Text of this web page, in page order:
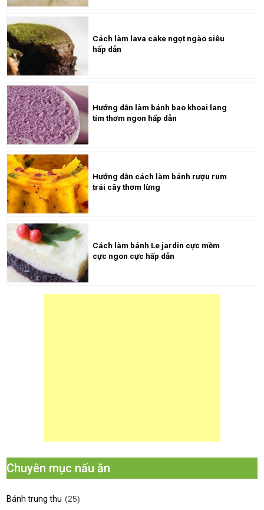
Cách làm lava cake ngọt ngào siêu
hấp dẫn
Hướng dẫn làm bánh bao khoai lang
tím thơm ngon hấp dẫn
Hướng dẫn cách làm bánh rượu rum
trái cây thơm lừng
Cách làm bánh Le jardin cực mềm
cực ngon cực hấp dẫn
Chuyên mục nấu ăn
Bánh trung thu (25)